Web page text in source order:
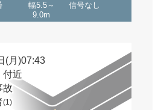
幅5.5～
9.0m
信号なし
(月)07:43
付近
故
(1)